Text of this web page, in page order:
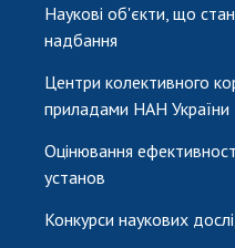
Наукові об'єкти, що
надбання
Центри колективного
приладами НАН України
Оцінювання
установ
Конкурси наукових